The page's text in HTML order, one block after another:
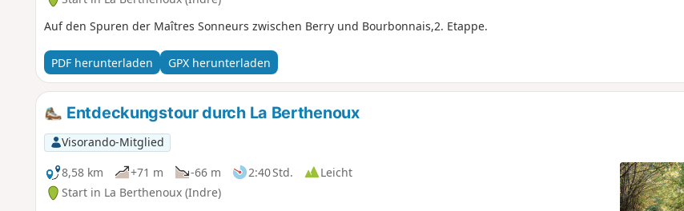
Auf den Spuren der Maîtres Sonneurs zwischen Berry und Bourbonnais,2. Etappe.
PDF herunterladen GPX herunterladen
Entdeckungstour durch La Berthenoux
Visorando-Mitglied
8,58 km
+71 m -66 m 2:40 Std.
Leicht
Start in La Berthenoux (Indre)